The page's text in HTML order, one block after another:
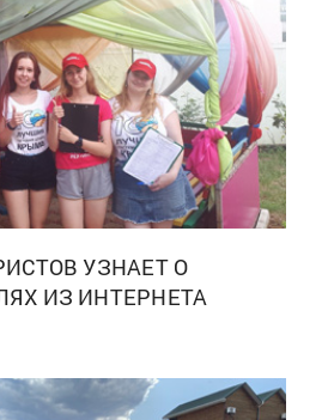
УЗНАЕТ О
ИЗ ИНТЕРНЕТА